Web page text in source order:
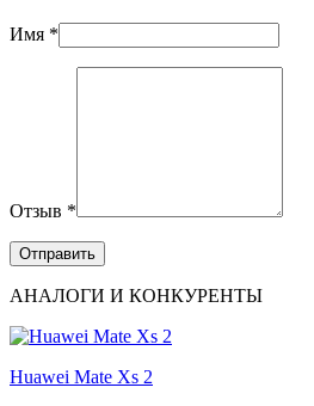
Имя *
Отзыв *
АНАЛОГИ И КОНКУРЕНТЫ
Huawei Mate Xs 2